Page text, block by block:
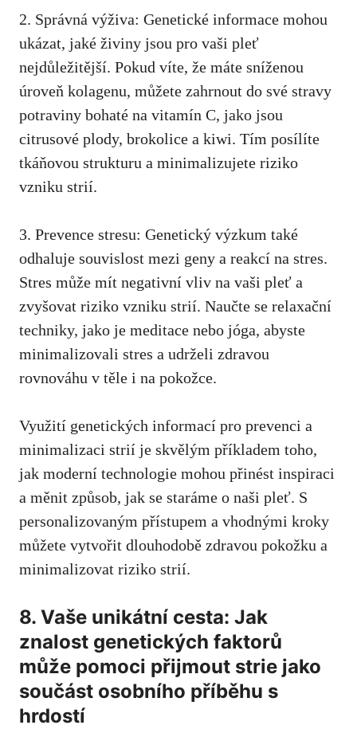
2. Správná výživa: Genetické informace mohou
ukázat, jaké živiny jsou pro vaši pleť
nejdůležitější. Pokud víte, že ⁤máte sníženou
úroveň kolagenu, můžete zahrnout ‌do‌ své ‌stravy
potraviny bohaté na ​vitamín C, jako jsou
⁣citrusové plody, brokolice a⁣ kiwi. Tím posílíte
tkáňovou​ strukturu a minimalizujete ⁢riziko
vzniku strií.
3. Prevence stresu: ⁢Genetický výzkum také
odhaluje⁣ souvislost mezi ​geny a reakcí​ na ​stres.
Stres⁣ může mít negativní vliv na vaši pleť ⁣a
zvyšovat riziko vzniku strií. Naučte se relaxační
techniky, jako⁢ je ⁤meditace nebo jóga, abyste
minimalizovali stres a udrželi zdravou
rovnováhu v ⁢těle ⁢i na pokožce.
Využití genetických informací pro prevenci a
minimalizaci strií je skvělým příkladem toho,
jak moderní technologie mohou přinést inspiraci
a měnit způsob,⁤ jak se staráme​ o naši pleť. S
personalizovaným⁣ přístupem a ⁢vhodnými kroky
můžete vytvořit dlouhodobě zdravou pokožku a
minimalizovat riziko strií.
8.⁤ Vaše‍ unikátní cesta: ​Jak
znalost genetických faktorů
⁤může pomoci přijmout strie ⁢jako
součást osobního příběhu s
hrdostí